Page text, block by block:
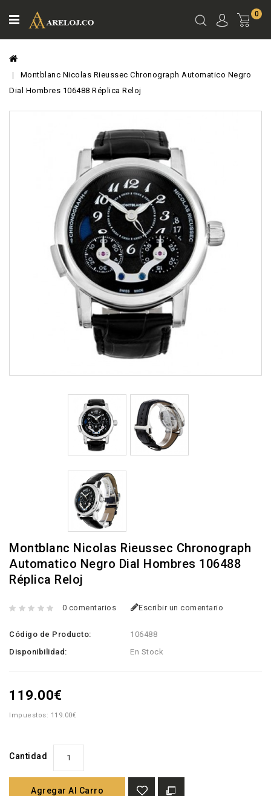
0
Montblanc Nicolas Rieussec Chronograph Automatico Negro
Dial Hombres 106488 Réplica Reloj
Montblanc Nicolas Rieussec Chronograph
Automatico Negro Dial Hombres 106488
Réplica Reloj
0 comentarios Escribir un comentario
Código de Producto:
106488
Disponibilidad:
En Stock
119.00€
Impuestos: 119.00€
Cantidad
Agregar Al Carro